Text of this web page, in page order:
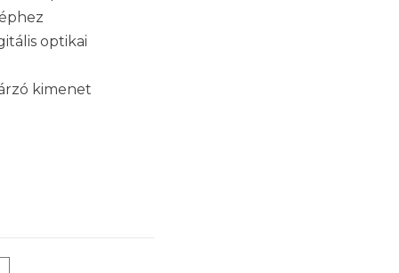
optikai
kimenet